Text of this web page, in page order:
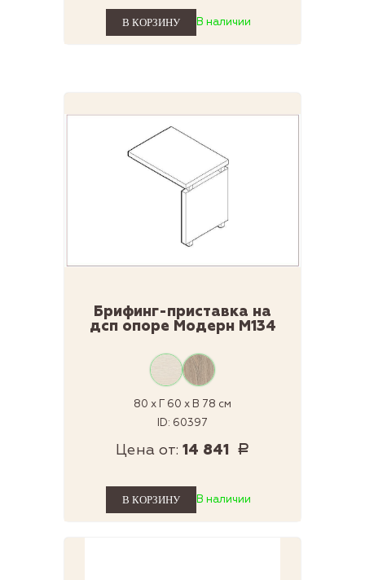
В наличии
Брифинг-приставка на
дсп опоре Модерн М134
80 x Г 60 x В 78 см
ID: 60397
Цена от: 14 841 Р
В наличии